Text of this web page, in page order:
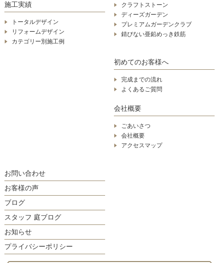
施工実績
トータルデザイン
リフォームデザイン
カテゴリー別施工例
クラフトストーン
ディーズガーデン
プレミアムガーデンクラブ
錆びない亜鉛めっき鉄筋
初めてのお客様へ
完成までの流れ
よくあるご質問
会社概要
ごあいさつ
会社概要
アクセスマップ
お問い合わせ
お客様の声
ブログ
スタッフ 庭ブログ
お知らせ
プライバシーポリシー